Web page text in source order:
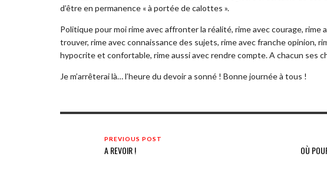
d’être en permanence « à portée de calottes ».
Politique pour moi rime avec affronter la réalité, rime avec courage, rime
trouver, rime avec connaissance des sujets, rime avec franche opinion,
hypocrite et confortable, rime aussi avec rendre compte. A chacun ses
Je m’arrêterai là… l’heure du devoir a sonné ! Bonne journée à tous !
PREVIOUS POST
A REVOIR !
OÙ